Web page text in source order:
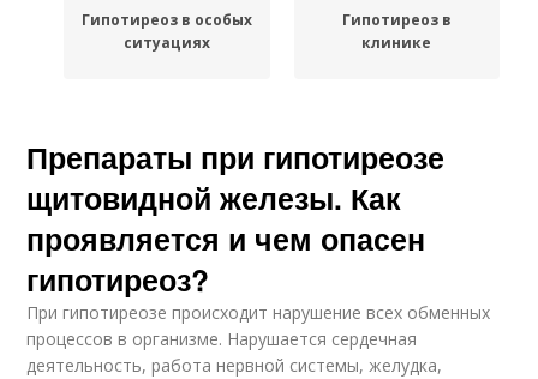
Гипотиреоз в особых
ситуациях
Гипотиреоз в
клинике
Препараты при гипотиреозе
щитовидной железы. Как
проявляется и чем опасен
гипотиреоз?
При гипотиреозе происходит нарушение всех обменных
процессов в организме. На­рушается сердечная
деятельность, работа нервной системы, желудка,